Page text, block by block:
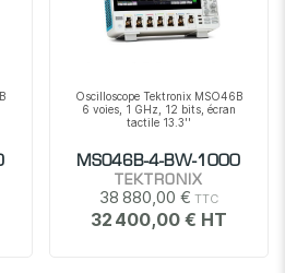
Oscilloscope Tektronix MSO46B
6 voies, 1 GHz, 12 bits, écran
tactile 13.3''
MSO46B-4-BW-1000
TEKTRONIX
38 880,00 €
32 400,00 €